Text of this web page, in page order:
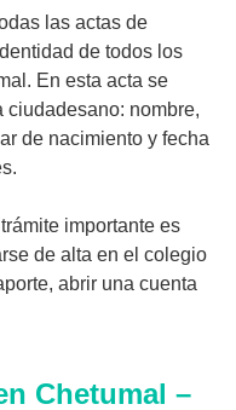
las actas de
de todos los
En esta acta se
ciudadesano: nombre,
de nacimiento y fecha
importante es
de alta en el colegio
abrir una cuenta
Chetumal –